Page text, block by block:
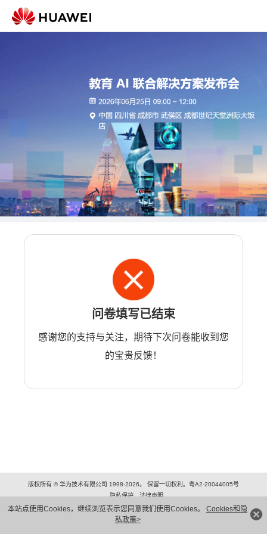
本站点使用Cookies，继续浏览表示您同意我们使用Cookies。 Cookies和隐
私政策>
问卷填写已结束
感谢您的支持与关注，期待下次问卷能收到您
的宝贵反馈！
版权所有 © 华为技术有限公司 1998-2026。 保留一切权利。粤A2-20044005号
隐私保护
法律声明